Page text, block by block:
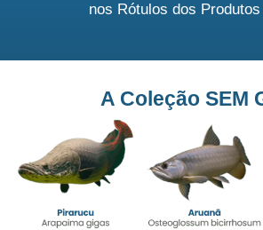
nos Rótulos dos
A Coleção SEM